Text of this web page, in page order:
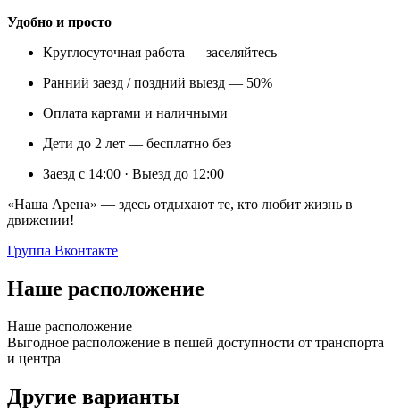
Удобно и просто
Круглосуточная работа — заселяйтесь
Ранний заезд / поздний выезд — 50%
Оплата картами и наличными
Дети до 2 лет — бесплатно без
Заезд с 14:00 · Выезд до 12:00
«Наша Арена» — здесь отдыхают те, кто любит жизнь в
движении!
Группа Вконтакте
Наше расположение
Наше расположение
Выгодное расположение в пешей доступности от транспорта
и центра
Другие варианты